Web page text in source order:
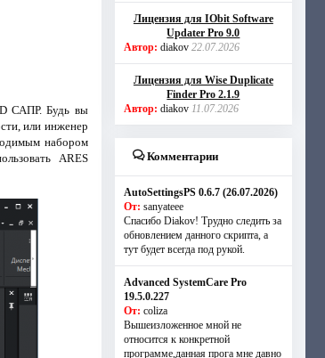
САПР. Будь вы
или инженер
набором
ARES
Лицензия для IObit Software
Updater Pro 9.0
Автор: diakov 22.07.2026
Лицензия для Wise Duplicate
Finder Pro 2.1.9
Автор: diakov 11.07.2026
Комментарии
AutoSettingsPS 0.6.7 (26.07.2026)
От: sanyateee
Спасибо Diakov! Трудно следить за
обновлением данного скрипта, а
тут будет всегда под рукой.
Advanced SystemCare Pro
19.5.0.227
От: coliza
Вышеизложенное мной не
относится к конкретной
программе,данная прога мне давно